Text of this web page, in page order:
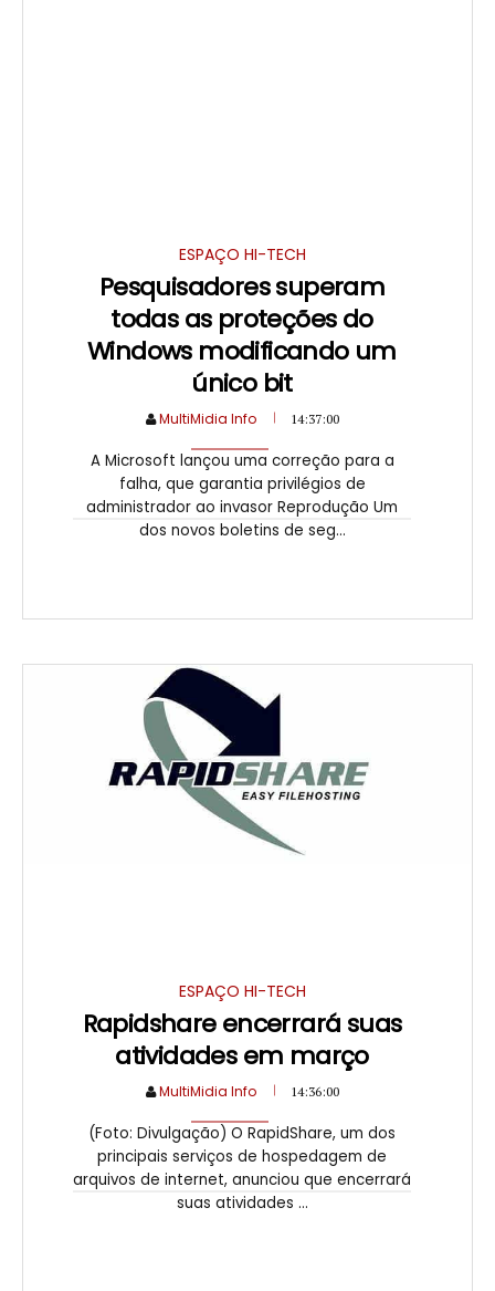
ESPAÇO HI-TECH
Pesquisadores superam
todas as proteções do
Windows modificando um
único bit
MultiMidia Info 14:37:00
A Microsoft lançou uma correção para a
falha, que garantia privilégios de
administrador ao invasor Reprodução Um
dos novos boletins de seg...
ESPAÇO HI-TECH
Rapidshare encerrará suas
atividades em março
MultiMidia Info 14:36:00
(Foto: Divulgação) O RapidShare, um dos
principais serviços de hospedagem de
arquivos de internet, anunciou que encerrará
suas atividades ...